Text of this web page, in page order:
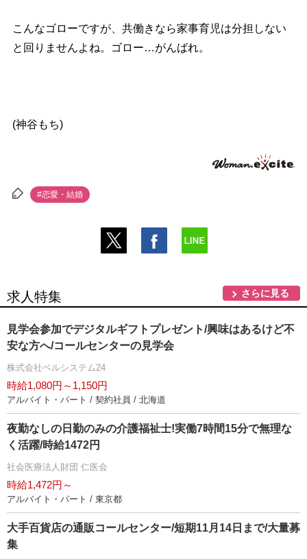
こんなゴローですが、共働きなら家事育児は分担しない
と回りませんよね。ゴロー…がんばれ。
(神谷もち)
#恋愛・結婚
求人特集 さらに見る
見学会参加でデジタルギフトプレゼント/興味はあるけど不
安な方へ/コールセンターの見学会
株式会社ベルシステム24
時給1,080円～1,150円
アルバイト・パート / 契約社員 / 北海道
夜勤なしの日勤のみの介護福祉士!実働7時間15分で無理な
く活躍/時給1472円
社会医療法人財団 仁医会
時給1,472円～
アルバイト・パート / 東京都
大手百貨店の通販コールセンター/短期11月14日まで/大量募
集